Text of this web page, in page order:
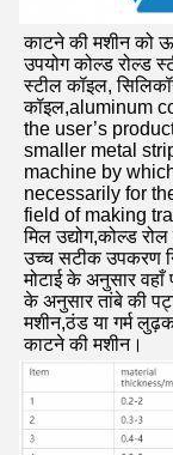
काटने की मशीन को
उपयोग कोल्ड रोल्ड
स्टील कॉइल,
कॉइल,aluminum
the user’s
smaller metal
machine by
necessarily for
field of making
मिल उद्योग,कोल्ड
उच्च सटीक उपकरण
मोटाई के अनुसार वहाँ
के अनुसार तांबे की
मशीन,ठंड या गर्म
काटने की मशीन।